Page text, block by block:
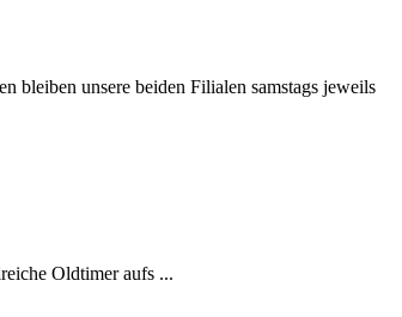
bleiben unsere beiden Filialen samstags jeweils
Oldtimer aufs ...